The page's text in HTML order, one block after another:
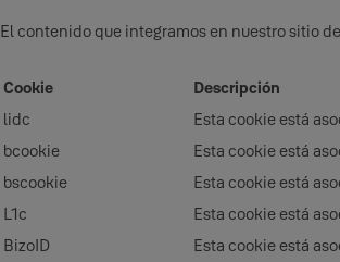
El contenido que integramos en nuestro sitio
Cookie Descripción
lidc
Esta cookie está
bcookie
Esta cookie está
bscookie
Esta cookie está
L1c
Esta cookie está
BizoID
Esta cookie está